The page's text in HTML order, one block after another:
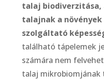
talaj biodiverzitása,
talajnak a
szolgáltató
található tápelemek
számára nem
talaj mikrobiomjának